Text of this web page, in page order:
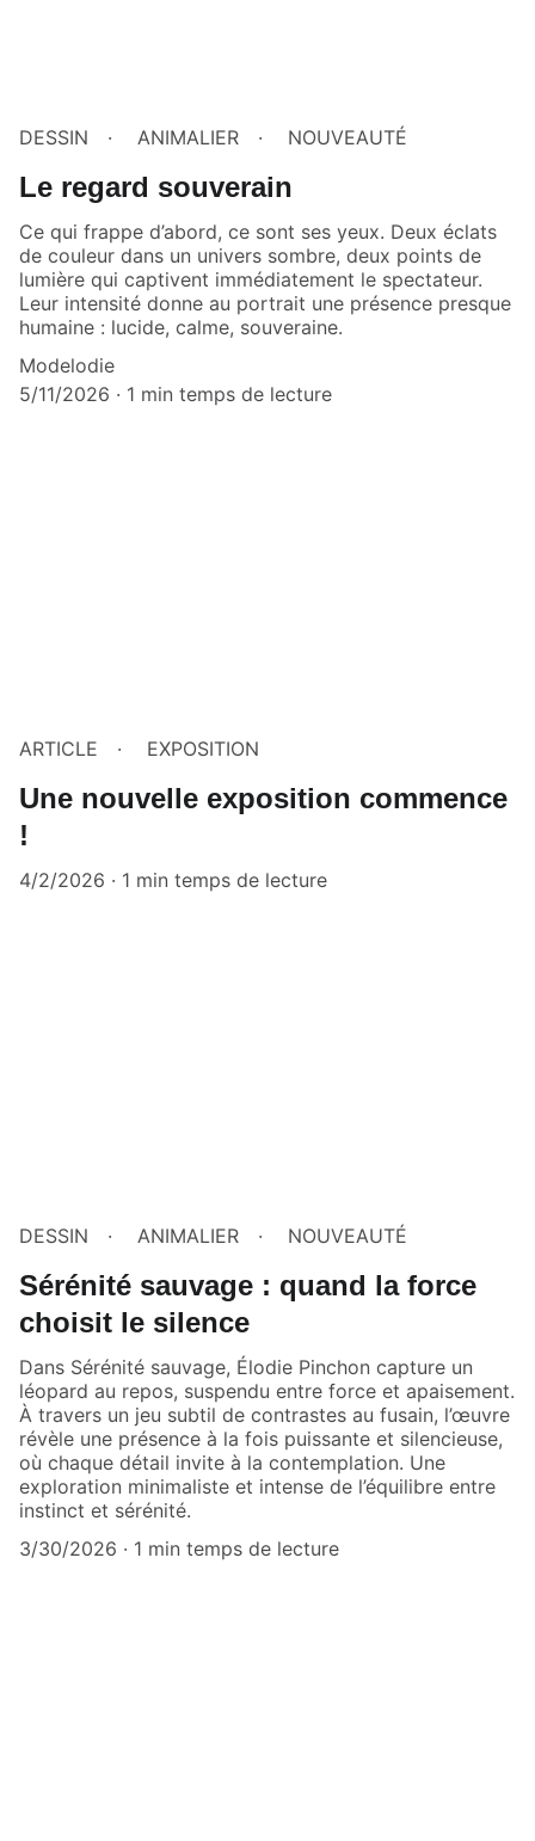
DESSIN ANIMALIER NOUVEAUTÉ
Le regard souverain
Ce qui frappe d’abord, ce sont ses yeux. Deux éclats
de couleur dans un univers sombre, deux points de
lumière qui captivent immédiatement le spectateur.
Leur intensité donne au portrait une présence presque
humaine : lucide, calme, souveraine.
Modelodie
5/11/2026
1 min temps de lecture
ARTICLE EXPOSITION
Une nouvelle exposition commence
!
4/2/2026 1 min temps de lecture
DESSIN ANIMALIER NOUVEAUTÉ
Sérénité sauvage : quand la force
choisit le silence
Dans Sérénité sauvage, Élodie Pinchon capture un
léopard au repos, suspendu entre force et apaisement.
À travers un jeu subtil de contrastes au fusain, l’œuvre
révèle une présence à la fois puissante et silencieuse,
où chaque détail invite à la contemplation. Une
exploration minimaliste et intense de l’équilibre entre
instinct et sérénité.
3/30/2026
1 min temps de lecture